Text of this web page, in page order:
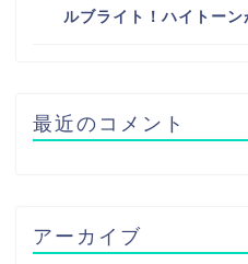
ルブライト！ハイトーン
最近のコメント
アーカイブ